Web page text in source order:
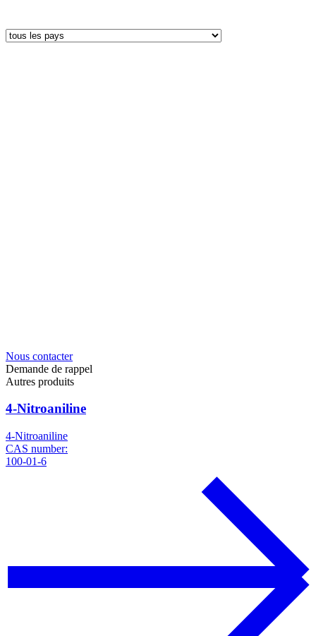
Nous contacter
Demande de rappel
Autres produits
4-Nitroaniline
4-Nitroaniline
CAS number:
100-01-6